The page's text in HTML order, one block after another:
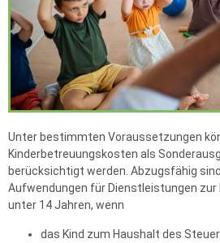
Unter bestimmten Voraussetzungen
Kinderbetreuungskosten als
berücksichtigt werden. Abzugsfähig
Aufwendungen für Dienstleistungen zur
unter 14 Jahren, wenn
das Kind zum Haushalt des